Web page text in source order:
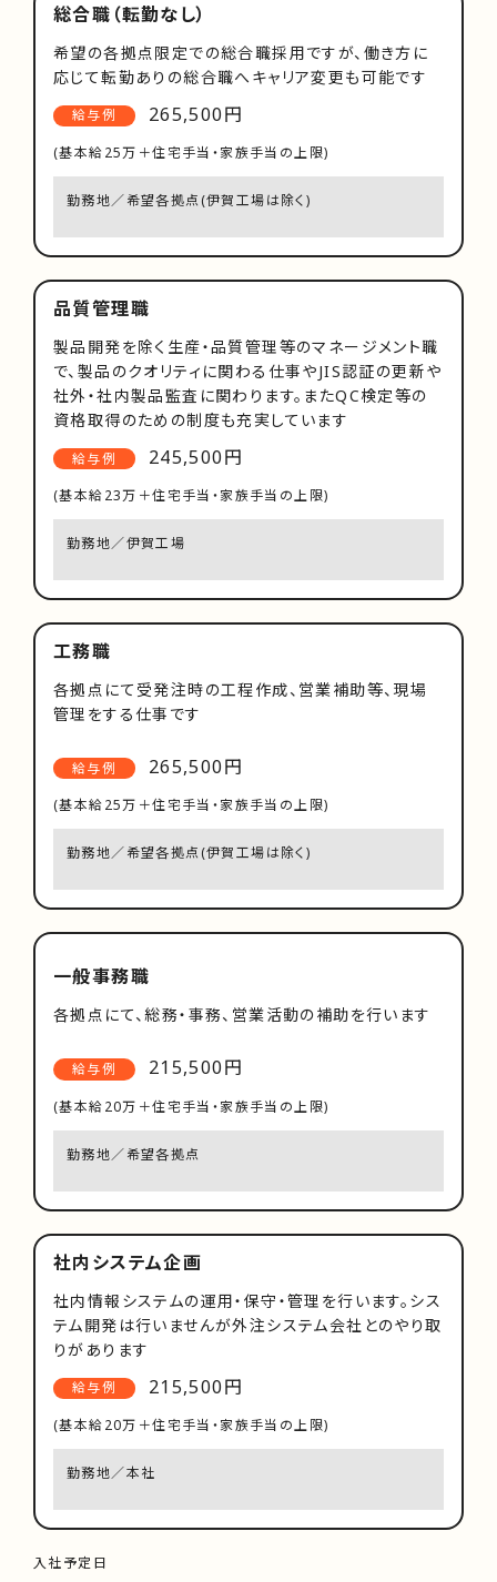
総合職（転勤なし）
希望の各拠点限定での総合職採用ですが、働き方に
応じて転勤ありの総合職へキャリア変更も可能です
給与例 265,500円
(基本給25万＋住宅手当・家族手当の上限)
勤務地／希望各拠点(伊賀工場は除く)
品質管理職
製品開発を除く生産・品質管理等のマネージメント職
で、製品のクオリティに関わる仕事やJIS認証の更新や
社外・社内製品監査に関わります。またQC検定等の
資格取得のための制度も充実しています
給与例 245,500円
(基本給23万＋住宅手当・家族手当の上限)
勤務地／伊賀工場
工務職
各拠点にて受発注時の工程作成、営業補助等、現場
管理をする仕事です
給与例 265,500円
(基本給25万＋住宅手当・家族手当の上限)
勤務地／希望各拠点(伊賀工場は除く)
一般事務職
各拠点にて、総務・事務、営業活動の補助を行います
給与例 215,500円
(基本給20万＋住宅手当・家族手当の上限)
勤務地／希望各拠点
社内システム企画
社内情報システムの運用・保守・管理を行います。シス
テム開発は行いませんが外注システム会社とのやり取
りがあります
給与例 215,500円
(基本給20万＋住宅手当・家族手当の上限)
勤務地／本社
入社予定日